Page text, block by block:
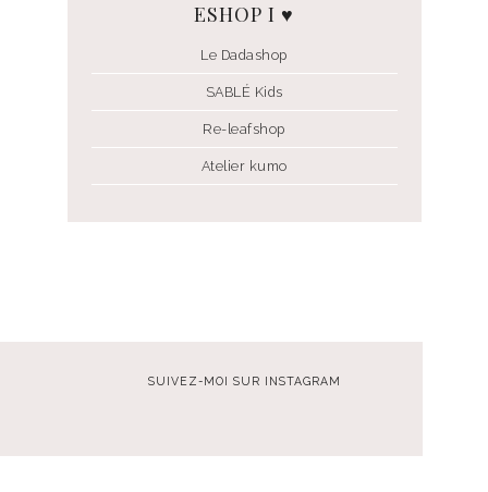
ESHOP I ♥
Le Dadashop
SABLÉ Kids
Re-leafshop
Atelier kumo
SUIVEZ-MOI SUR INSTAGRAM